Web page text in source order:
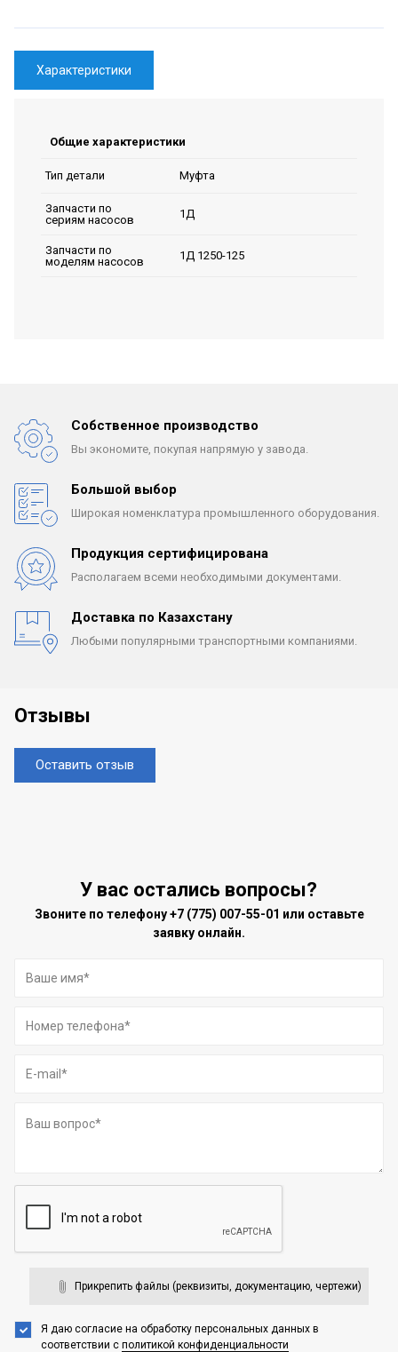
Характеристики
Общие характеристики
Тип детали Муфта
Запчасти по
сериям насосов
1Д
Запчасти по
моделям насосов
1Д 1250-125
Собственное производство
Вы экономите, покупая напрямую у завода.
Большой выбор
Широкая номенклатура промышленного оборудования.
Продукция сертифицирована
Располагаем всеми необходимыми документами.
Доставка по Казахстану
Любыми популярными транспортными компаниями.
Отзывы
Оставить отзыв
У вас остались вопросы?
Звоните по телефону+7 (775) 007-55-01 или оставьте
заявку онлайн.
Прикрепить файлы (реквизиты, документацию, чертежи)
Я даю согласие на обработку персональных данных в
соответствии с политикой конфиденциальности